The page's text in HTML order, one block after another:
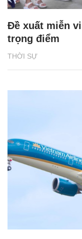
THỜI SỰ
Đề xuất miễn
trọng điểm